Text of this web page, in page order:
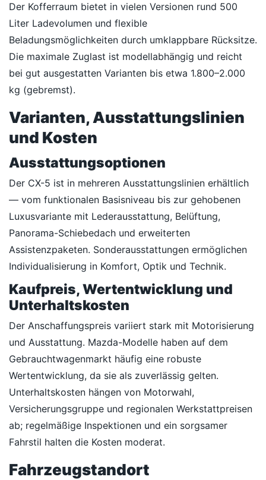
Der Kofferraum bietet in vielen Versionen rund 500
Liter Ladevolumen und flexible
Beladungsmöglichkeiten durch umklappbare Rücksitze.
Die maximale Zuglast ist modellabhängig und reicht
bei gut ausgestatten Varianten bis etwa 1.800–2.000
kg (gebremst).
Varianten, Ausstattungslinien
und Kosten
Ausstattungsoptionen
Der CX-5 ist in mehreren Ausstattungslinien erhältlich
— vom funktionalen Basisniveau bis zur gehobenen
Luxusvariante mit Lederausstattung, Belüftung,
Panorama-Schiebedach und erweiterten
Assistenzpaketen. Sonderausstattungen ermöglichen
Individualisierung in Komfort, Optik und Technik.
Kaufpreis, Wertentwicklung und
Unterhaltskosten
Der Anschaffungspreis variiert stark mit Motorisierung
und Ausstattung. Mazda-Modelle haben auf dem
Gebrauchtwagenmarkt häufig eine robuste
Wertentwicklung, da sie als zuverlässig gelten.
Unterhaltskosten hängen von Motorwahl,
Versicherungsgruppe und regionalen Werkstattpreisen
ab; regelmäßige Inspektionen und ein sorgsamer
Fahrstil halten die Kosten moderat.
Fahrzeugstandort